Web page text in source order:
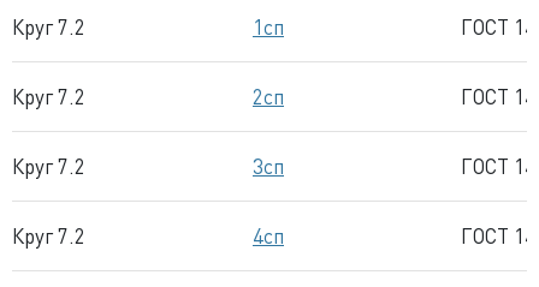
Круг 7.2 1сп ГОСТ
Круг 7.2 2сп ГОСТ
Круг 7.2 3сп ГОСТ
Круг 7.2 4сп ГОСТ